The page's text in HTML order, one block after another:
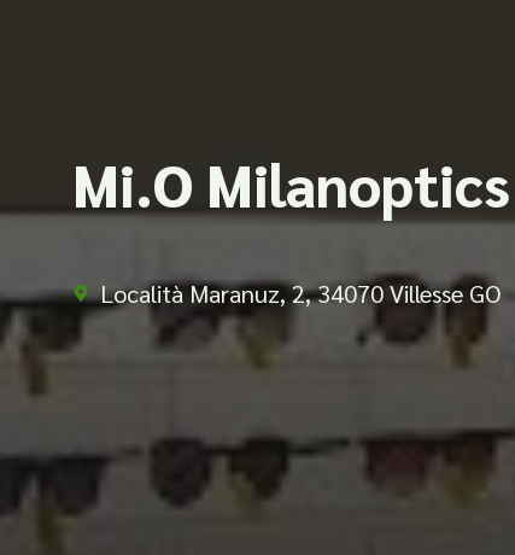
Mi.O
Località Maranuz, 2, 34070 Villesse GO